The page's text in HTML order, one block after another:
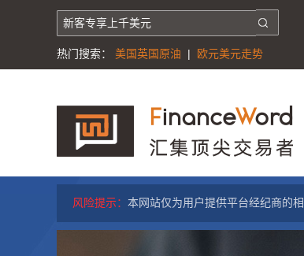
热门搜索： 美国英国原油 | 欧元美元走势
风险提示： 本网站仅为用户提供平台经纪商的